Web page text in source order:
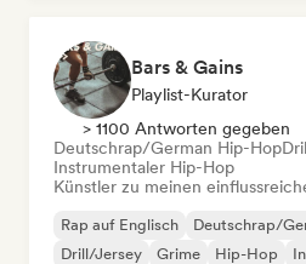
Bars & Gains
Playlist-Kurator
> 1100 Antworten gegeben
Deutschrap/German Hip-Hop
Instrumentaler Hip-Hop
Künstler zu meinen
Rap auf Englisch
Deutschrap/
Drill/Jersey
Grime Hip-Hop